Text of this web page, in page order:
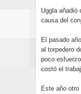
Uggla añadió
causa del
El pasado
al torpedero
poco
costó el
Este año